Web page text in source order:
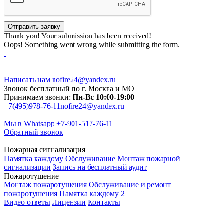
Thank you! Your submission has been received!
Oops! Something went wrong while submitting the form.
Написать нам nofire24@yandex.ru
Звонок бесплатный по г. Москва и МО
Принимаем звонки: Пн-Вс 10:00-19:00
+7(495)978-76-11nofire24@yandex.ru
Мы в Whatsapp +7-901-517-76-11
Обратный звонок
Пожарная сигнализация
Памятка каждому Обслуживание Монтаж пожарной
сигнализации Запись на бесплатный аудит
Пожаротушение
Монтаж пожаротушения Обслуживание и ремонт
пожаротушения Памятка каждому 2
Видео ответы Лицензии Контакты